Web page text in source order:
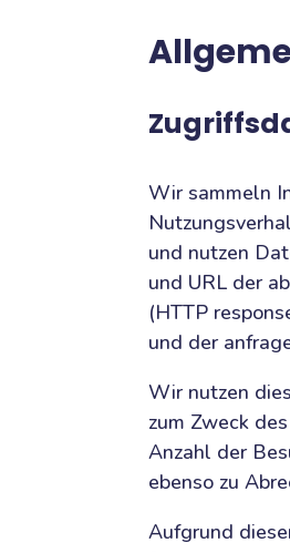
Wir sammeln
und nutzen
und URL der
(HTTP
und der
Wir nutzen
zum Zweck
Anzahl der
ebenso zu
Aufgrund